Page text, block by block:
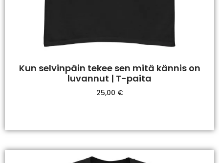
Kun selvinpäin tekee sen mitä kännis on
luvannut | T-paita
25,00 €